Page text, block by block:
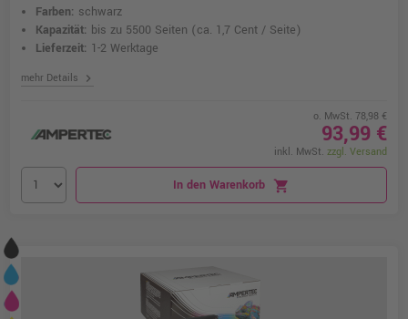
Farben: schwarz
Kapazität: bis zu 5500 Seiten (ca. 1,7 Cent / Seite)
Lieferzeit: 1-2 Werktage
mehr Details chevron_right
o. MwSt. 78,98 €
93,99 €
inkl. MwSt. zzgl. Versand
In den Warenkorb shopping_cart